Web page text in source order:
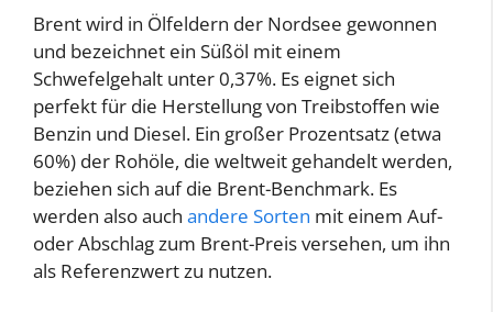
Brent wird in Ölfeldern der Nordsee gewonnen
und bezeichnet ein Süßöl mit einem
Schwefelgehalt unter 0,37%. Es eignet sich
perfekt für die Herstellung von Treibstoffen wie
Benzin und Diesel. Ein großer Prozentsatz (etwa
60%) der Rohöle, die weltweit gehandelt werden,
beziehen sich auf die Brent-Benchmark. Es
werden also auch andere Sorten mit einem Auf-
oder Abschlag zum Brent-Preis versehen, um ihn
als Referenzwert zu nutzen.